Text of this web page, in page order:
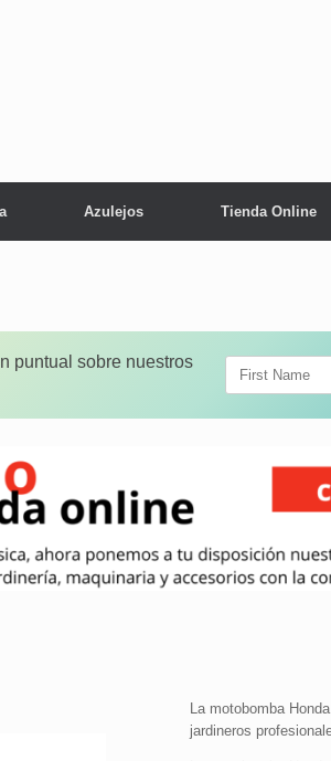
Azulejos Tienda Online
puntual sobre nuestros
La motobomba
jardineros